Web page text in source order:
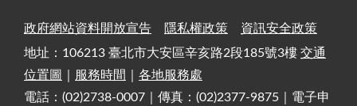
政府網站資料開放宣告 隱私權政策
資訊安全政策
地址：106213 臺北市大安區辛亥路2段185號3樓 交通
位置圖
服務時間
各地服務處
電話：(02)2738-0007｜傳真：(02)2377-9875｜電子申